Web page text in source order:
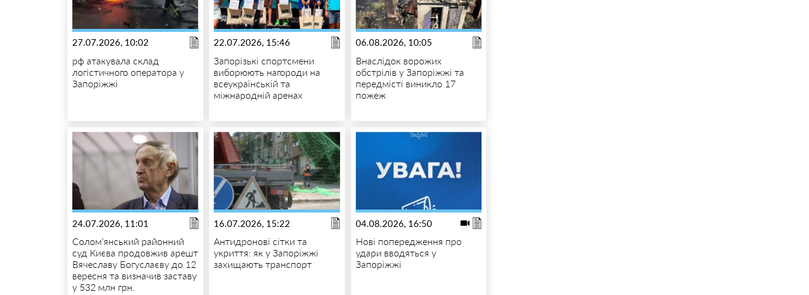
27.07.2026, 10:02
рф атакувала склад
логістичного оператора у
Запоріжжі
22.07.2026, 15:46
Запорізькі спортсмени
виборюють нагороди на
всеукраїнській та
міжнародній аренах
06.08.2026, 10:05
Внаслідок ворожих
обстрілів у Запоріжжі та
передмісті виникло 17
пожеж
24.07.2026, 11:01
Солом’янський районний
суд Києва продовжив арешт
Вячеславу Богуслаєву до 12
вересня та визначив заставу
у 532 млн грн.
16.07.2026, 15:22
Антидронові сітки та
укриття: як у Запоріжжі
захищають транспорт
04.08.2026, 16:50
Нові попередження про
удари вводяться у
Запоріжжі